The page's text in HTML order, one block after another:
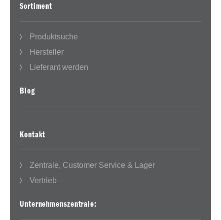
Sortiment
Produktsuche
Hersteller
Lieferant werden
Blog
Kontakt
Zentrale, Customer Service & Lager
Vertrieb
Unternehmenszentrale: